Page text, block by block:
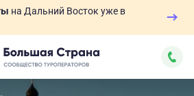
на Дальний Восток уже в